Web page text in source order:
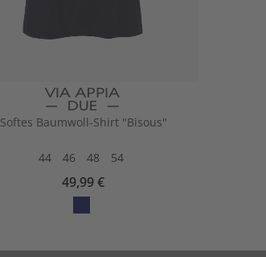
Softes Baumwoll-Shirt "Bisous"
44 46 48 54
49,99 €